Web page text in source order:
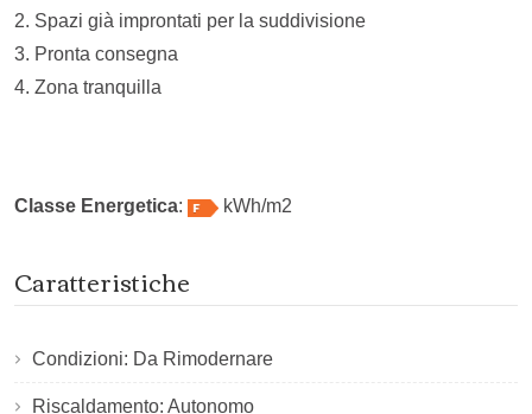
2. Spazi già improntati per la suddivisione
3. Pronta consegna
4. Zona tranquilla
Classe Energetica: kWh/m2
Caratteristiche
Condizioni: Da Rimodernare
Riscaldamento: Autonomo